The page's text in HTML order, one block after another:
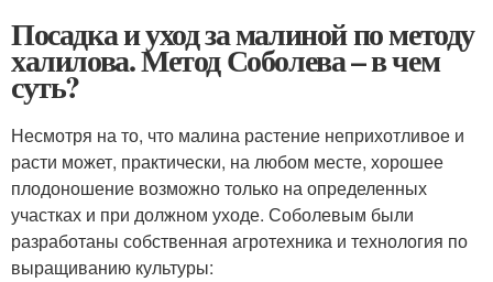
Посадка и уход за малиной по методу
халилова. Метод Соболева – в чем
суть?
Несмотря на то, что малина растение неприхотливое и
расти может, практически, на любом месте, хорошее
плодоношение возможно только на определенных
участках и при должном уходе. Соболевым были
разработаны собственная агротехника и технология по
выращиванию культуры: